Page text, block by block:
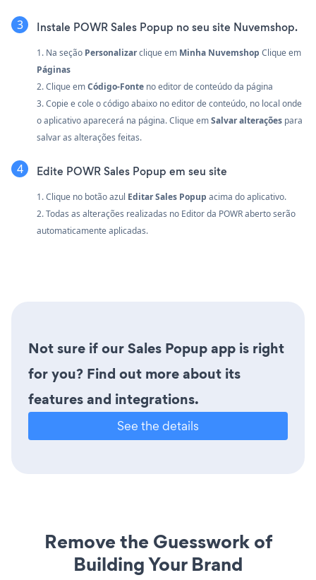
Instale POWR Sales Popup no seu site Nuvemshop.
1. Na seção Personalizarclique em Minha Nuvemshop Clique em
Páginas
2. Clique emCódigo-Fonte no editor de conteúdo da página
3. Copie e cole o código abaixo no editor de conteúdo, no local onde
o aplicativo aparecerá na página. Clique emSalvar alterações para
salvar as alterações feitas.
Edite POWR Sales Popup em seu site
1. Clique no botão azul Editar Sales Popup acima do aplicativo.
2. Todas as alterações realizadas no Editor da POWR aberto serão
automaticamente aplicadas.
Not sure if our Sales Popup app is right
for you? Find out more about its
features and integrations.
See the details
Remove the Guesswork of
Building Your Brand